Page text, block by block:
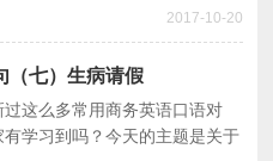
对话给大家，希望对大家有帮
2017-10-20
（七）生病请假
过这么多常用商务英语口语对
有学习到吗？今天的主题是关于